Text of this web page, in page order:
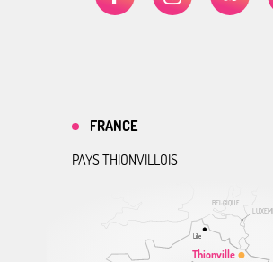
BELGIQUE
Thionville
Lille
FRANCE
PAYS THIONVILLOIS